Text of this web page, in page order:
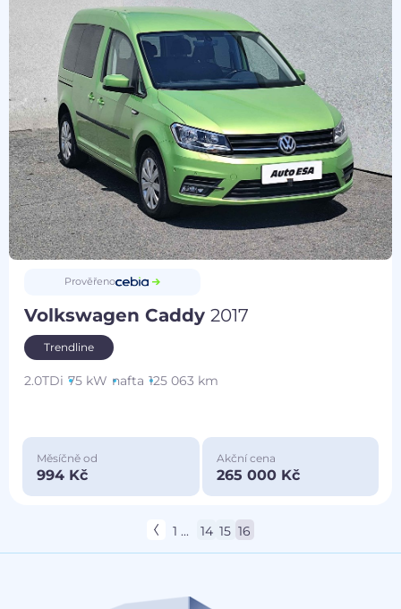
Prověřeno
Volkswagen Caddy2017
Trendline
2.0TDi 75 kW nafta 125 063 km
Měsíčně od
994 Kč
Akční cena
265 000 Kč
1 ... 14 15 16